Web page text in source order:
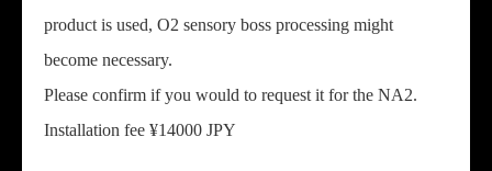
product is used, O2 sensory boss processing might
become necessary.
Please confirm if you would to request it for the NA2.
Installation fee ¥14000 JPY